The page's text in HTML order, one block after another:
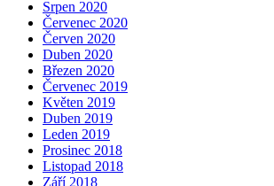
Srpen 2020
Červenec 2020
Červen 2020
Duben 2020
Březen 2020
Červenec 2019
Květen 2019
Duben 2019
Leden 2019
Prosinec 2018
Listopad 2018
Září 2018